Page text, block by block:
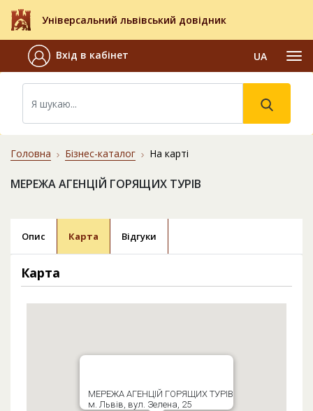
Універсальний львівський довідник
Вхід в кабінет UA
Головна Бізнес-каталог На карті
МЕРЕЖА АГЕНЦІЙ ГОРЯЩИХ ТУРІВ
Опис Карта Відгуки
Карта
МЕРЕЖА АГЕНЦІЙ ГОРЯЩИХ ТУРІВ
м. Львів, вул. Зелена, 25